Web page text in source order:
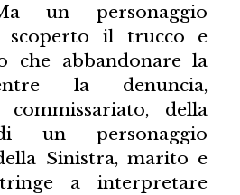
un personaggio
scoperto il trucco e
che abbandonare la
la denuncia,
della
un personaggio
Sinistra, marito e
a interpretare